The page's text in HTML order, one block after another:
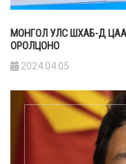
МОНГОЛ УЛС ШХАБ-Д
ОРОЛЦОНО
2024.04.05